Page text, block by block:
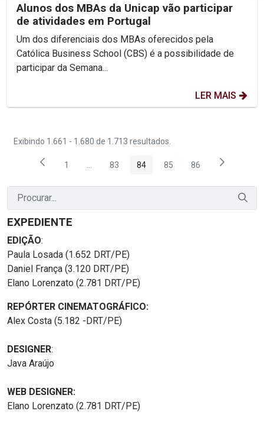
Alunos dos MBAs da Unicap vão participar
de atividades em Portugal
Um dos diferenciais dos MBAs oferecidos pela
Católica Business School (CBS) é a possibilidade de
participar da Semana...
LER MAIS
Exibindo 1.661 - 1.680 de 1.713 resultados.
Página
1 Páginas intermediárias Usar ABA para
Página
83 Página
84 Página
85 Página
86
EXPEDIENTE
EDIÇÃO:
Paula Losada (1.652 DRT/PE)
Daniel França (3.120 DRT/PE)
Elano Lorenzato (2.781 DRT/PE)
REPÓRTER CINEMATOGRÁFICO:
Alex Costa (5.182 -DRT/PE)
DESIGNER:
Java Araújo
WEB DESIGNER:
Elano Lorenzato (2.781 DRT/PE)